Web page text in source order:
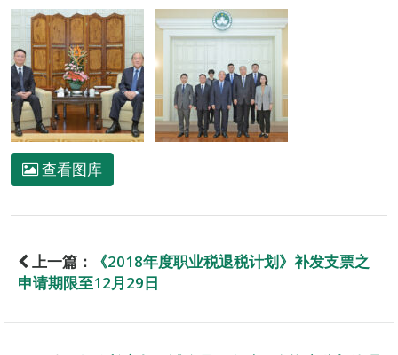
查看图库
上一篇：
《2018年度职业税退税计划》补发支票之
申请期限至12月29日